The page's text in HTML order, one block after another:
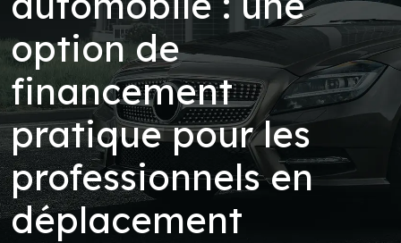
option de
financement
pratique pour les
professionnels en
déplacement